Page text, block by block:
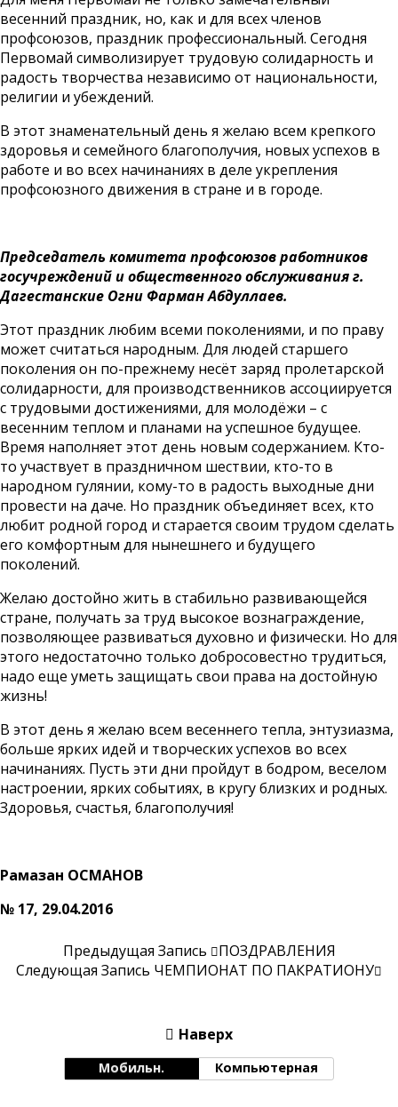
весенний праздник, но, как и для всех членов
профсоюзов, праздник профессиональный. Сегодня
Первомай символизирует трудовую солидарность и
радость творчества независимо от национальности,
религии и убеждений.
В этот знаменательный день я желаю всем крепкого
здоровья и семейного благополучия, новых успехов в
работе и во всех начинаниях в деле укрепления
профсоюзного движения в стране и в городе.
Председатель комитета профсоюзов работников
госучреждений и общественного обслуживания г.
Дагестанские Огни Фарман Абдуллаев.
Этот праздник любим всеми поколениями, и по праву
может считаться народным. Для людей старшего
поколения он по-прежнему несёт заряд пролетарской
солидарности, для производственников ассоциируется
с трудовыми достижениями, для молодёжи – с
весенним теплом и планами на успешное будущее.
Время наполняет этот день новым содержанием. Кто-
то участвует в праздничном шествии, кто-то в
народном гулянии, кому-то в радость выходные дни
провести на даче. Но праздник объединяет всех, кто
любит родной город и старается своим трудом сделать
его комфортным для нынешнего и будущего
поколений.
Желаю достойно жить в стабильно развивающейся
стране, получать за труд высокое вознаграждение,
позволяющее развиваться духовно и физически. Но для
этого недостаточно только добросовестно трудиться,
надо еще уметь защищать свои права на достойную
жизнь!
В этот день я желаю всем весеннего тепла, энтузиазма,
больше ярких идей и творческих успехов во всех
начинаниях. Пусть эти дни пройдут в бодром, веселом
настроении, ярких событиях, в кругу близких и родных.
Здоровья, счастья, благополучия!
Рамазан ОСМАНОВ
№ 17, 29.04.2016
Предыдущая Запись
ПОЗДРАВЛЕНИЯ
Следующая Запись ЧЕМПИОНАТ ПО ПАКРАТИОНУ
Наверх
Мобильн. Компьютерная